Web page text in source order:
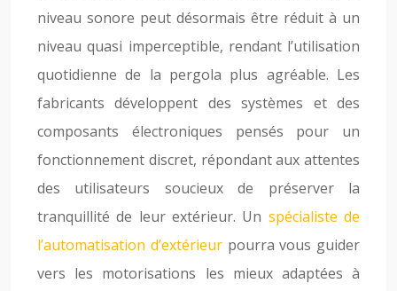
niveau sonore peut désormais être réduit à un
niveau quasi imperceptible, rendant l’utilisation
quotidienne de la pergola plus agréable. Les
fabricants développent des systèmes et des
composants électroniques pensés pour un
fonctionnement discret, répondant aux attentes
des utilisateurs soucieux de préserver la
tranquillité de leur extérieur. Un spécialiste de
l’automatisation d’extérieurpourra vous guider
vers les motorisations les mieux adaptées à